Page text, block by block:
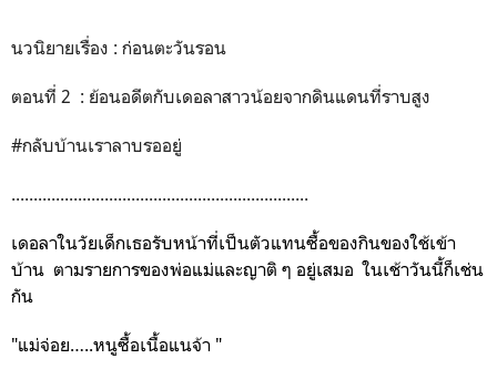
นวนิยายเรื่อง : ก่อนตะวันรอน
ตอนที่ 2 : ย้อนอดีตกับเดอลาสาวน้อยจากดินแดนที่ราบสูง
#กลับบ้านเราลาบรออยู่
...................................................................
เดอลาในวัยเด็กเธอรับหน้าที่เป็นตัวแทนซื้อของกินของใช้เข้า
บ้าน ตามรายการของพ่อแม่และญาติ ๆ อยู่เสมอ ในเช้าวันนี้ก็เช่น
กัน
"แม่จ่อย…..หนูซื้อเนื้อแนจ้า "